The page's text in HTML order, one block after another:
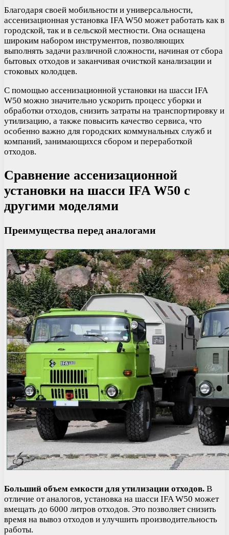
Благодаря своей мобильности и универсальности,
ассенизационная установка IFA W50 может работать как в
городской, так и в сельской местности. Она оснащена
широким набором инструментов, позволяющих
выполнять задачи различной сложности, начиная от сбора
бытовых отходов и заканчивая очисткой канализации и
стоковых колодцев.
С помощью ассенизационной установки на шасси IFA
W50 можно значительно ускорить процесс уборки и
обработки отходов, снизить затраты на транспортировку и
утилизацию, а также повысить качество сервиса, что
особенно важно для городских коммунальных служб и
компаний, занимающихся сбором и переработкой
отходов.
Сравнение ассенизационной
установки на шасси IFA W50 с
другими моделями
Преимущества перед аналогами
Больший объем емкости для утилизации отходов. В
отличие от аналогов, установка на шасси IFA W50 может
вмещать до 6000 литров отходов. Это позволяет снизить
время на вывоз отходов и улучшить производительность
работы.